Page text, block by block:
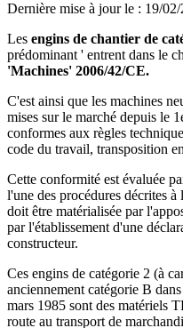
Dernière mise à jour le : 19/
Les engins de chantier de
prédominant ' entrent dans le
'Machines' 2006/42/CE.
C'est ainsi que les machines
mises sur le marché depuis le
conformes aux règles
code du travail, transposition
Cette conformité est évaluée
l'une des procédures décrites
doit être matérialisée par
par l'établissement d'une
constructeur.
Ces engins de catégorie 2 (à
anciennement catégorie B
mars 1985 sont des matériels
route au transport de